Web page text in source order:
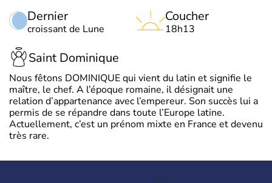
Dernier
croissant de Lune
Coucher
18h13
Saint Dominique
Nous fêtons DOMINIQUE qui vient du latin et signifie le
maître, le chef. A l’époque romaine, il désignait une
relation d’appartenance avec l’empereur. Son succès lui a
permis de se répandre dans toute l’Europe latine.
Actuellement, c’est un prénom mixte en France et devenu
très rare.